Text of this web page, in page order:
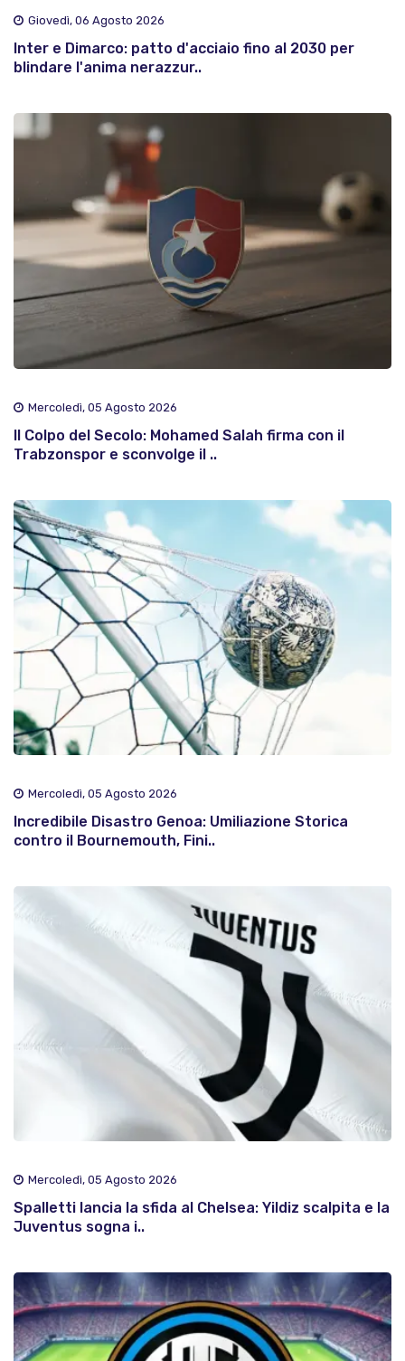
Giovedì, 06 Agosto 2026
Inter e Dimarco: patto d'acciaio fino al 2030 per
blindare l'anima nerazzur..
Mercoledì, 05 Agosto 2026
Il Colpo del Secolo: Mohamed Salah firma con il
Trabzonspor e sconvolge il ..
Mercoledì, 05 Agosto 2026
Incredibile Disastro Genoa: Umiliazione Storica
contro il Bournemouth, Fini..
Mercoledì, 05 Agosto 2026
Spalletti lancia la sfida al Chelsea: Yildiz scalpita e la
Juventus sogna i..